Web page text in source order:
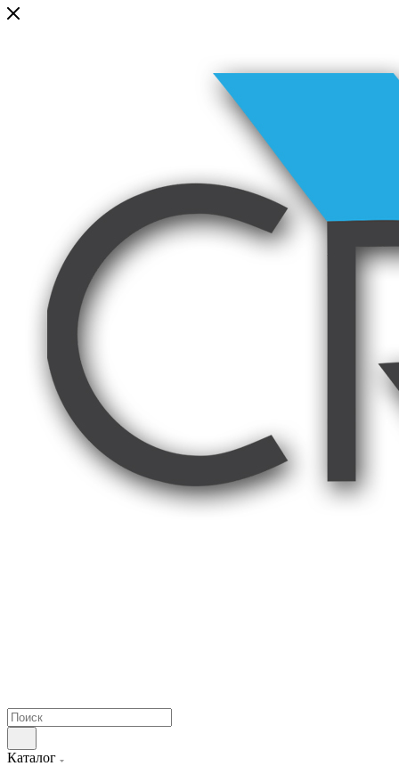
Каталог